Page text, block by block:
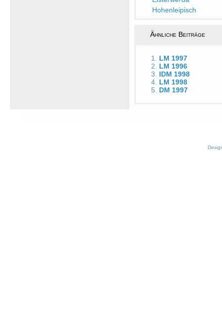
Hohenleipisch
Ähnliche Beiträge
LM 1997
LM 1996
IDM 1998
LM 1998
DM 1997